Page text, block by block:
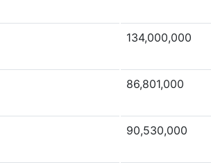
134,000,000
86,801,000
90,530,000